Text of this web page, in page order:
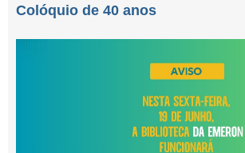
Colóquio de 40 anos